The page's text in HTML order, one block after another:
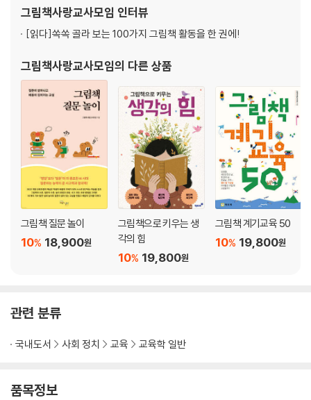
· 사회
· 과학
도서목록
그림책사랑교사모임 인터뷰
[읽다]쏙쏙 골라 보는 100가지 그림책 활동을 한 권에!
그림책사랑교사모임의 다른 상품
그림책 질문 놀이
18,900원
10%
그림책으로 키우는 생
각의 힘
19,800원
10%
그림책 계기교육 50
19,800원
10%
관련 분류
국내도서 사회 정치 교육 교육학 일반
품목정보